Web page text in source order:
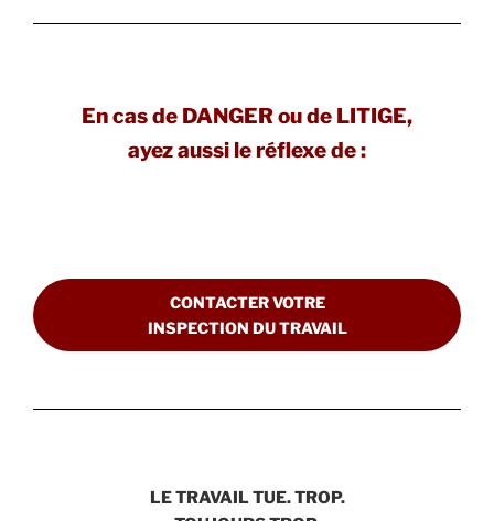
En cas de DANGER ou de LITIGE,
ayez aussi le réflexe de :
CONTACTER VOTRE
INSPECTION DU TRAVAIL
LE TRAVAIL TUE. TROP.